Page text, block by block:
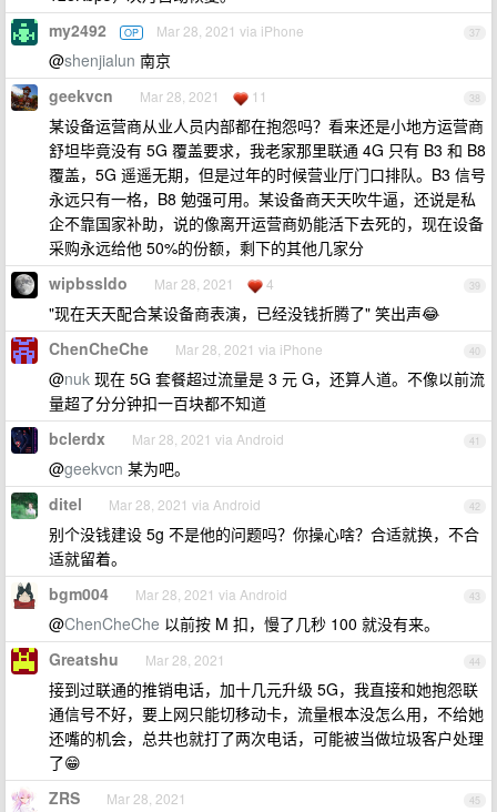
37
my2492 OP Mar 28, 2021 via iPhone
@shenjialun 南京
38
geekvcn Mar 28, 2021 11
某设备运营商从业人员内部都在抱怨吗？看来还是小地方运营商
舒坦毕竟没有 5G 覆盖要求，我老家那里联通 4G 只有 B3 和 B8
覆盖，5G 遥遥无期，但是过年的时候营业厅门口排队。B3 信号
永远只有一格，B8 勉强可用。某设备商天天吹牛逼，还说是私
企不靠国家补助，说的像离开运营商奶能活下去死的，现在设备
采购永远给他 50%的份额，剩下的其他几家分
39
wipbssldo Mar 28, 2021 4
"现在天天配合某设备商表演，已经没钱折腾了" 笑出声😂
40
ChenCheChe Mar 28, 2021 via iPhone
@nuk 现在 5G 套餐超过流量是 3 元 G，还算人道。不像以前流
量超了分分钟扣一百块都不知道
41
bclerdx Mar 28, 2021 via Android
@geekvcn 某为吧。
42
ditel Mar 28, 2021 via Android
别个没钱建设 5g 不是他的问题吗？你操心啥？合适就换，不合
适就留着。
43
bgm004 Mar 28, 2021 via Android
@ChenCheChe 以前按 M 扣，慢了几秒 100 就没有来。
44
Greatshu Mar 28, 2021
接到过联通的推销电话，加十几元升级 5G，我直接和她抱怨联
通信号不好，要上网只能切移动卡，流量根本没怎么用，不给她
还嘴的机会，总共也就打了两次电话，可能被当做垃圾客户处理
了😁
45
ZRS Mar 28, 2021